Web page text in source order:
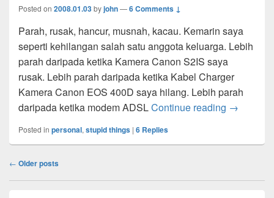
Posted on 2008.01.03byjohn—6 Comments ↓
Parah, rusak, hancur, musnah, kacau. Kemarin saya
seperti kehilangan salah satu anggota keluarga. Lebih
parah daripada ketika Kamera Canon S2IS saya
rusak. Lebih parah daripada ketika Kabel Charger
Kamera Canon EOS 400D saya hilang. Lebih parah
daripada ketika modem ADSLContinue reading →
Posted in personal, stupid things | 6 Replies
Post
← Older posts